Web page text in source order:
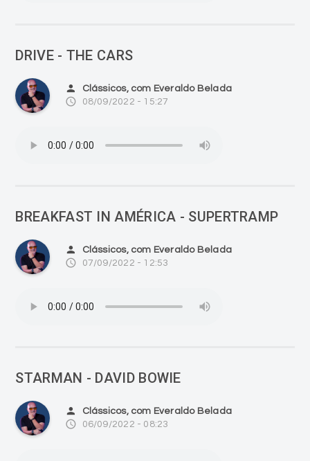
DRIVE - THE CARS
person Clássicos, com Everaldo Belada
access_time 08/09/2022 - 15:27
BREAKFAST IN AMÉRICA - SUPERTRAMP
person Clássicos, com Everaldo Belada
access_time 07/09/2022 - 12:53
STARMAN - DAVID BOWIE
person Clássicos, com Everaldo Belada
access_time 06/09/2022 - 08:23